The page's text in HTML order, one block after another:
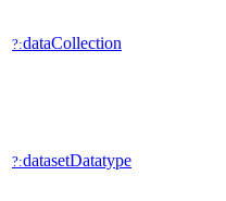
?:dataCollection
?:datasetDatatype